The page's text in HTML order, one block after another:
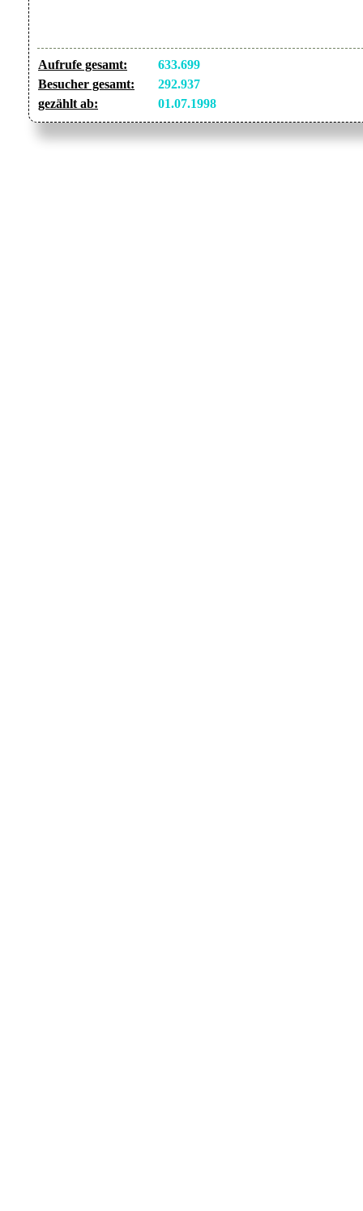
Aufrufe gesamt:
633.699
Besucher gesamt:
292.937
gezählt ab:
01.07.1998